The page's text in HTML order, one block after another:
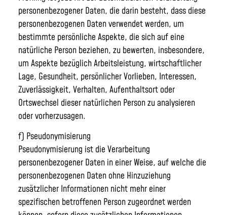
personenbezogener Daten, die darin besteht, dass diese
personenbezogenen Daten verwendet werden, um
bestimmte persönliche Aspekte, die sich auf eine
natürliche Person beziehen, zu bewerten, insbesondere,
um Aspekte bezüglich Arbeitsleistung, wirtschaftlicher
Lage, Gesundheit, persönlicher Vorlieben, Interessen,
Zuverlässigkeit, Verhalten, Aufenthaltsort oder
Ortswechsel dieser natürlichen Person zu analysieren
oder vorherzusagen.
f) Pseudonymisierung
Pseudonymisierung ist die Verarbeitung
personenbezogener Daten in einer Weise, auf welche die
personenbezogenen Daten ohne Hinzuziehung
zusätzlicher Informationen nicht mehr einer
spezifischen betroffenen Person zugeordnet werden